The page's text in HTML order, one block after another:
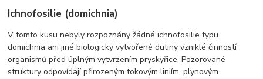
Ichnofosilie (domichnia)
V tomto kusu nebyly rozpoznány žádné ichnofosilie typu
domichnia ani jiné biologicky vytvořené dutiny vzniklé činností
organismů před úplným vytvrzením pryskyřice. Pozorované
struktury odpovídají přirozeným tokovým liniím, plynovým